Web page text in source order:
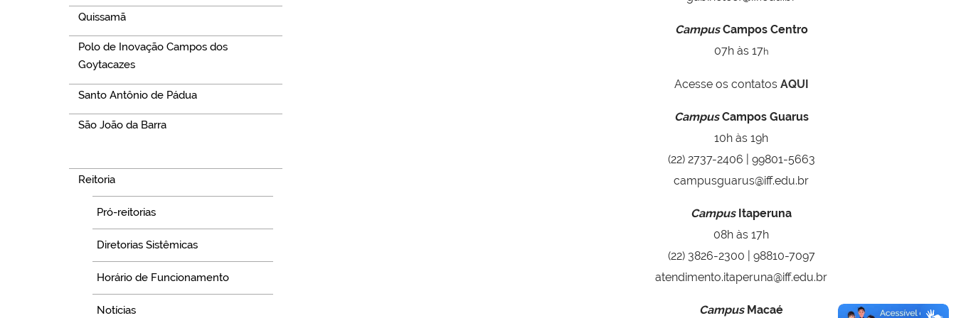
Quissamã
Polo de Inovação Campos dos
Goytacazes
Santo Antônio de Pádua
São João da Barra
Reitoria
Pró-reitorias
Diretorias Sistêmicas
Horário de Funcionamento
Notícias
CampusCampos Centro
07h às 17h
Acesse os contatos AQUI
CampusCampos Guarus
10h às 19h
(22) 2737-2406 | 99801-5663
campusguarus@iff.edu.br
CampusItaperuna
08h às 17h
(22) 3826-2300 | 98810-7097
atendimento.itaperuna@iff.edu.br
CampusMacaé